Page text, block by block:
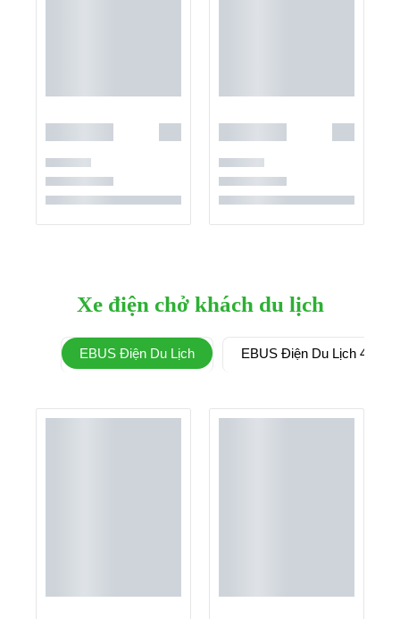
Xe điện chở khách du lịch
EBUS Điện Du Lịch EBUS Điện Du Lịch 4 Chỗ